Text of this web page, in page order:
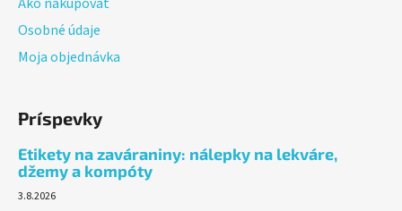
Osobné údaje
Moja objednávka
Príspevky
Etikety na zaváraniny: nálepky na lekváre,
džemy a kompóty
3.8.2026